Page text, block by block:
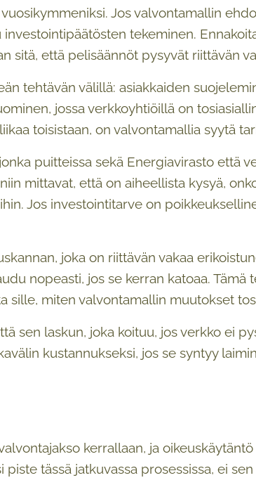
Jos valvontamallin
tekeminen.
sitä, että pelisäännöt pysyvät riittävän
tehtävän välillä: asiakkaiden
jossa verkkoyhtiöillä on
toisistaan, on valvontamallia syytä
puitteissa sekä Energiavirasto että
mittavat, että on aiheellista kysyä,
Jos investointitarve on
joka on riittävän vakaa
nopeasti, jos se kerran katoaa. Tämä
miten valvontamallin muutokset
sen laskun, joka koituu, jos verkko ei
kustannukseksi, jos se syntyy
kerrallaan, ja
tässä jatkuvassa prosessissa, ei